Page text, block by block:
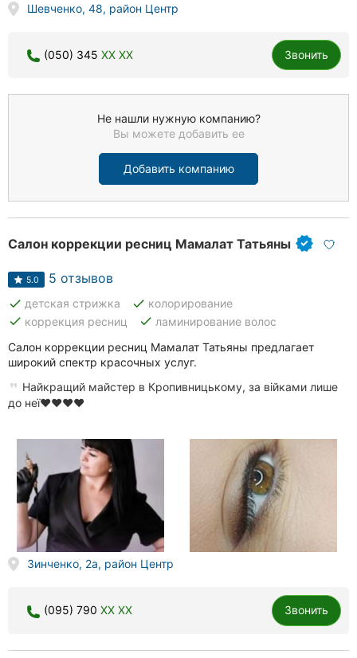
Шевченко, 48, район Центр
(050) 345 XX XX Звонить
Не нашли нужную компанию?
Вы можете добавить ее
Добавить компанию
Салон коррекции ресниц Мамалат Татьяны
5.0 5 отзывов
done детская стрижка done колорирование
done коррекция ресниц done ламинирование волос
Салон коррекции ресниц Мамалат Татьяны предлагает
широкий спектр красочных услуг.
Найкращий майстер в Кропивницькому, за війками лише
до неї❤️❤️❤️❤️
Зинченко, 2а, район Центр
(095) 790 XX XX Звонить